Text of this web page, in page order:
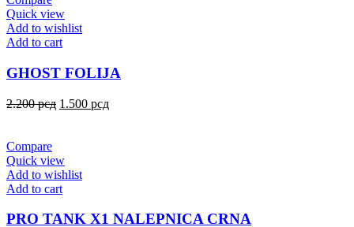
Quick view
Add to wishlist
Add to cart
GHOST FOLIJA
2.200рсд 1.500 рсд
Compare
Quick view
Add to wishlist
Add to cart
PRO TANK X1 NALEPNICA CRNA